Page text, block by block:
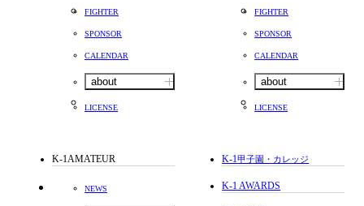
FIGHTER
SPONSOR
CALENDAR
about
LICENSE
FIGHTER
SPONSOR
CALENDAR
about
LICENSE
K-1AMATEUR
NEWS
K-1甲子園・カレッジ
K-1 AWARDS